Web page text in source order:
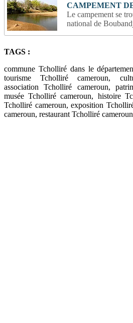
CAMPEMENT
Le campement se
national de
TAGS :
commune Tcholliré dans le
tourisme Tcholliré cameroun,
association Tcholliré cameroun,
musée Tcholliré cameroun, histoire
Tcholliré cameroun, exposition
cameroun, restaurant Tcholliré